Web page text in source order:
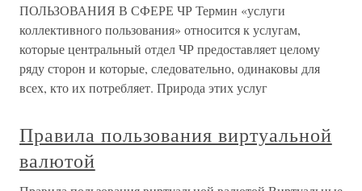
ПОЛЬЗОВАНИЯ В СФЕРЕ ЧР Термин «услуги
коллективного пользования» относится к услугам,
которые центральный отдел ЧР предоставляет целому
ряду сторон и которые, следовательно, одинаковы для
всех, кто их потребляет. Природа этих услуг
Правила пользования виртуальной
валютой